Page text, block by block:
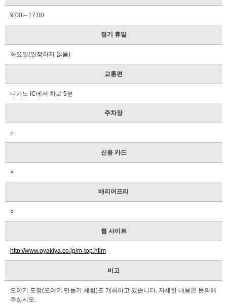
질
문
플
렛
청
문
9:00～17:00
정기 휴일
화요일(일정하지 않음)
교통편
나가노 IC에서 차로 5분
주차장
○
신용 카드
×
배리어프리
○
웹 사이트
http://www.oyakiya.co.jp/m-top.htlm
비고
오야키 도장(오야키 만들기 체험)도 개최하고 있습니다. 자세한 내용은 문의해
주십시오.